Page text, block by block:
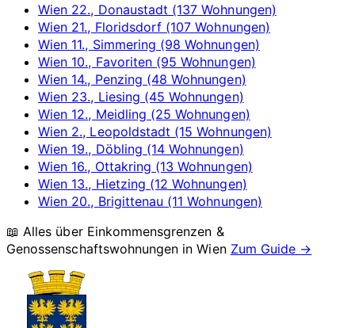
Wien 22., Donaustadt (137 Wohnungen)
Wien 21., Floridsdorf (107 Wohnungen)
Wien 11., Simmering (98 Wohnungen)
Wien 10., Favoriten (95 Wohnungen)
Wien 14., Penzing (48 Wohnungen)
Wien 23., Liesing (45 Wohnungen)
Wien 12., Meidling (25 Wohnungen)
Wien 2., Leopoldstadt (15 Wohnungen)
Wien 19., Döbling (14 Wohnungen)
Wien 16., Ottakring (13 Wohnungen)
Wien 13., Hietzing (12 Wohnungen)
Wien 20., Brigittenau (11 Wohnungen)
📖 Alles über Einkommensgrenzen &
Genossenschaftswohnungen inWien Zum Guide →